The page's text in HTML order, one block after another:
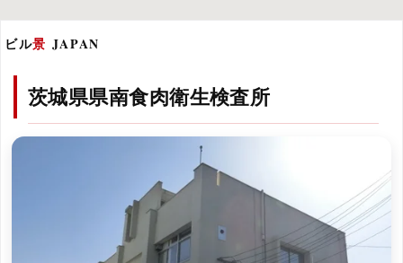
ビル景 JAPAN
茨城県県南食肉衛生検査所